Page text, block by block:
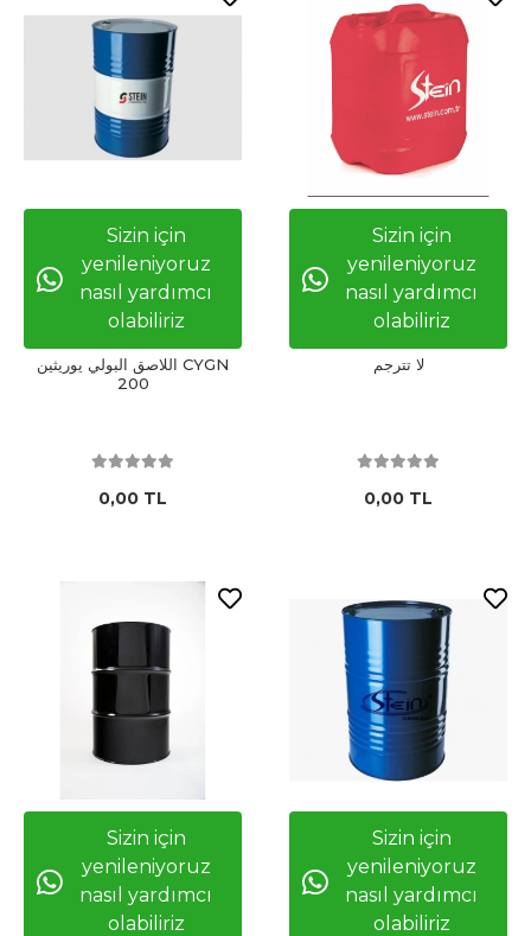
Sizin için
yenileniyoruz
nasıl yardımcı
olabiliriz
اللاصق البولي يوريثين CYGN
200
0,00 TL
Sizin için
yenileniyoruz
nasıl yardımcı
olabiliriz
لا تترجم
0,00 TL
Sizin için
yenileniyoruz
nasıl yardımcı
olabiliriz
Sizin için
yenileniyoruz
nasıl yardımcı
olabiliriz